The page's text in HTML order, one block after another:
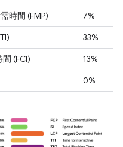
時間 (FMP)
7%
33%
(FCI)
13%
0%